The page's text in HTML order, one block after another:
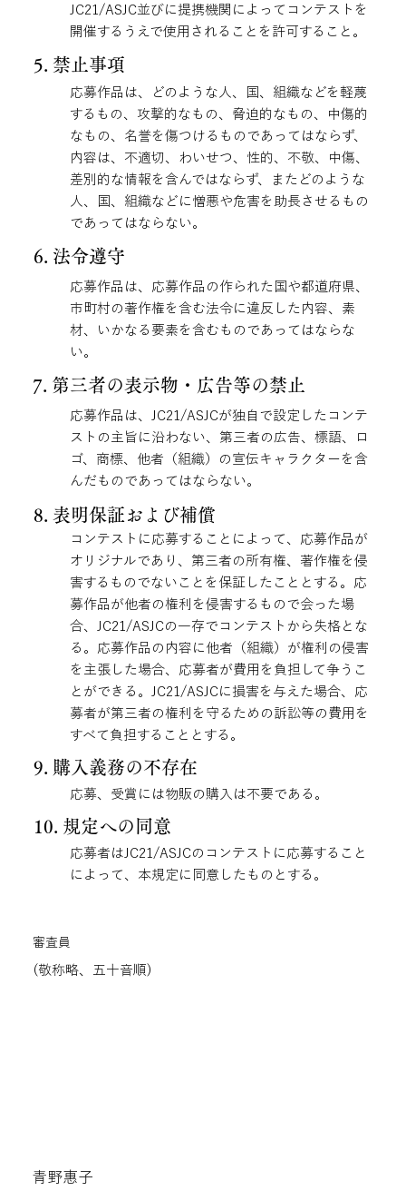
JC21/ASJC並びに提携機関によってコンテストを
開催するうえで使用されることを許可すること。
5. 禁止事項
応募作品は、どのような人、国、組織などを軽蔑
するもの、攻撃的なもの、脅迫的なもの、中傷的
なもの、名誉を傷つけるものであってはならず、
内容は、不適切、わいせつ、性的、不敬、中傷、
差別的な情報を含んではならず、またどのような
人、国、組織などに憎悪や危害を助長させるもの
であってはならない。
6. 法令遵守
応募作品は、応募作品の作られた国や都道府県、
市町村の著作権を含む法令に違反した内容、素
材、いかなる要素を含むものであってはならな
い。
7. 第三者の表示物・広告等の禁止
応募作品は、JC21/ASJCが独自で設定したコンテ
ストの主旨に沿わない、第三者の広告、標語、ロ
ゴ、商標、他者（組織）の宣伝キャラクターを含
んだものであってはならない。
8. 表明保証および補償
コンテストに応募することによって、応募作品が
オリジナルであり、第三者の所有権、著作権を侵
害するものでないことを保証したこととする。応
募作品が他者の権利を侵害するもので会った場
合、JC21/ASJCの一存でコンテストから失格とな
る。応募作品の内容に他者（組織）が権利の侵害
を主張した場合、応募者が費用を負担して争うこ
とができる。JC21/ASJCに損害を与えた場合、応
募者が第三者の権利を守るための訴訟等の費用を
すべて負担することとする。
9. 購入義務の不存在
応募、受賞には物販の購入は不要である。
10. 規定への同意
応募者はJC21/ASJCのコンテストに応募すること
によって、本規定に同意したものとする。
青野惠子
審査員
(敬称略、五十音順)